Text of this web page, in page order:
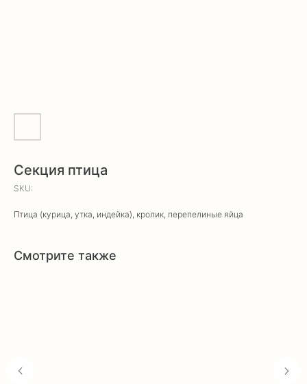
Секция птица
SKU:
Птица (курица, утка, индейка), кролик, перепелиные яйца
Смотрите также